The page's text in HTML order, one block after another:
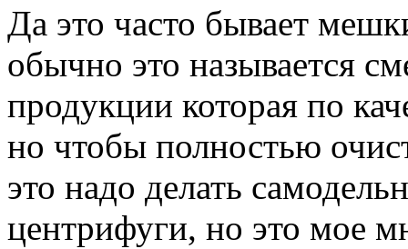
Да это часто бывает
обычно это называется
продукции которая по
но чтобы полностью
это надо делать
центрифуги, но это мое